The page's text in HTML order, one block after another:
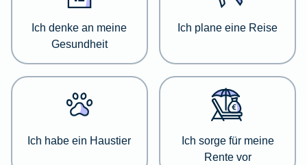
jeweiligen
Kategorie
informieren.
dazu
Ich denke an meine
Gesundheit
Ich plane eine Reise
Ich habe ein Haustier
Ich sorge für meine
Rente vor